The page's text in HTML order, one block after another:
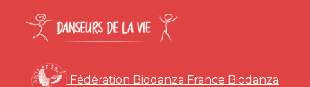
Fédération Biodanza France Biodanza